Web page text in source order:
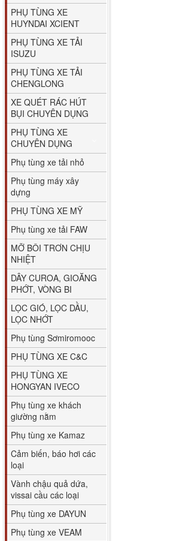
PHỤ TÙNG XE
HUYNDAI XCIENT
PHỤ TÙNG XE TẢI
ISUZU
PHỤ TÙNG XE TẢI
CHENGLONG
XE QUÉT RÁC HÚT
BỤI CHUYÊN DỤNG
PHỤ TÙNG XE
CHUYÊN DỤNG
Phụ tùng xe tải nhỏ
Phụ tùng máy xây
dựng
PHỤ TÙNG XE MỸ
Phụ tùng xe tải FAW
MỠ BÔI TRƠN CHỊU
NHIỆT
DÂY CUROA, GIOĂNG
PHỚT, VÒNG BI
LỌC GIÓ, LỌC DẦU,
LỌC NHỚT
Phụ tùng Sơmiromooc
PHỤ TÙNG XE C&C
PHỤ TÙNG XE
HONGYAN IVECO
Phụ tùng xe khách
giường nằm
Phụ tùng xe Kamaz
Cảm biến, báo hơi các
loại
Vành chậu quả dứa,
vissai cầu các loại
Phụ tùng xe DAYUN
Phụ tùng xe VEAM